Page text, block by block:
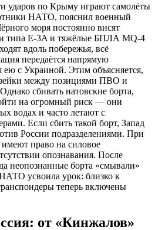
ударов по Крыму играют самолёты
НАТО, пояснил военный
моря постоянно висят
типа E-3A и тяжёлые БПЛА MQ-4
вдоль побережья, всё
передаётся напрямую
ею с Украиной. Этим объясняется,
между позициями ПВО и
сбивать натовские борта,
на огромный риск — они
водах и часто летают с
Если сбить такой борт, Запад
России подразделениями. При
право на силовое
опознавания. После
неопознанные борта «смывали»
усвоила урок: близко к
теперь включены
от «Кинжалов»